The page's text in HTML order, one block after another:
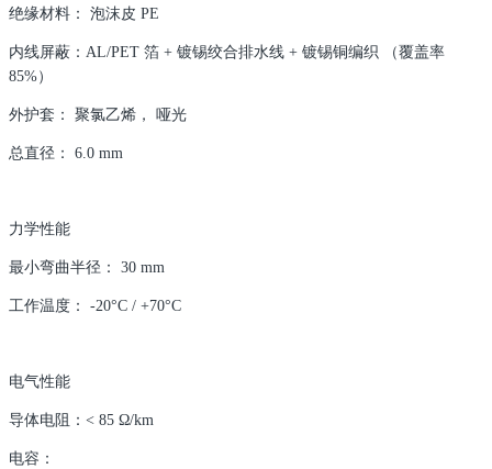
绝缘材料： 泡沫皮 PE
内线屏蔽：AL/PET 箔 + 镀锡绞合排水线 + 镀锡铜编织 （覆盖率
85%）
外护套： 聚氯乙烯， 哑光
总直径： 6.0 mm
力学性能
最小弯曲半径： 30 mm
工作温度： -20°C / +70°C
电气性能
导体电阻：< 85 Ω/km
电容：